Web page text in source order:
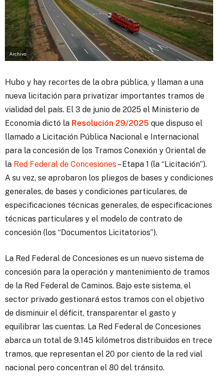
Archivo
Hubo y hay recortes de la obra pública, y llaman a una
nueva licitación para privatizar importantes tramos de
vialidad del país. El 3 de junio de 2025 el Ministerio de
Economía dictó la Resolución 29/2025 que dispuso el
llamado a Licitación Pública Nacional e Internacional
para la concesión de los Tramos Conexión y Oriental de
la Red Federal de Concesiones– Etapa 1 (la “Licitación”).
A su vez, se aprobaron los pliegos de bases y condiciones
generales, de bases y condiciones particulares, de
especificaciones técnicas generales, de especificaciones
técnicas particulares y el modelo de contrato de
concesión (los “Documentos Licitatorios”).
La Red Federal de Concesiones es un nuevo sistema de
concesión para la operación y mantenimiento de tramos
de la Red Federal de Caminos. Bajo este sistema, el
sector privado gestionará estos tramos con el objetivo
de disminuir el déficit, transparentar el gasto y
equilibrar las cuentas. La Red Federal de Concesiones
abarca un total de 9.145 kilómetros distribuidos en trece
tramos, que representan el 20 por ciento de la red vial
nacional pero concentran el 80 del tránsito.